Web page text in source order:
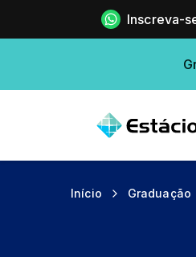
Inscreva-
Início Graduação